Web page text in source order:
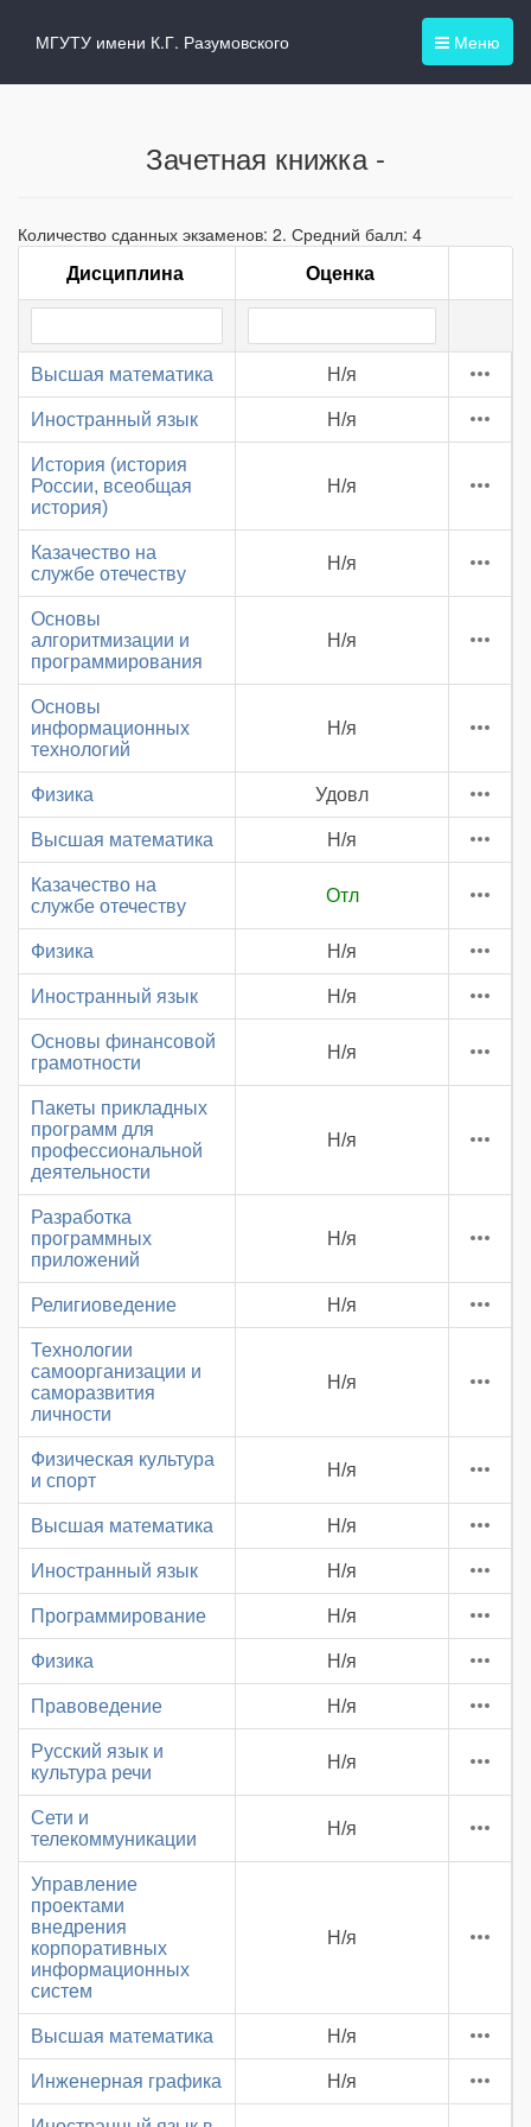
Меню
МГУТУ имени К.Г. Разумовского
Зачетная книжка -
Количество сданных экзаменов: 2. Средний балл: 4
Дисциплина Оценка
Высшая математика Н/я
Иностранный язык Н/я
История (история
России, всеобщая
история)
Н/я
Казачество на
службе отечеству
Н/я
Основы
алгоритмизации и
программирования
Н/я
Основы
информационных
технологий
Н/я
Физика Удовл
Высшая математика Н/я
Казачество на
службе отечеству
Отл
Физика Н/я
Иностранный язык Н/я
Основы финансовой
грамотности
Н/я
Пакеты прикладных
программ для
профессиональной
деятельности
Н/я
Разработка
программных
приложений
Н/я
Религиоведение Н/я
Технологии
самоорганизации и
саморазвития
личности
Н/я
Физическая культура
и спорт
Н/я
Высшая математика Н/я
Иностранный язык Н/я
Программирование Н/я
Физика Н/я
Правоведение Н/я
Русский язык и
культура речи
Н/я
Сети и
телекоммуникации
Н/я
Управление
проектами
внедрения
корпоративных
информационных
систем
Н/я
Высшая математика Н/я
Инженерная графика Н/я